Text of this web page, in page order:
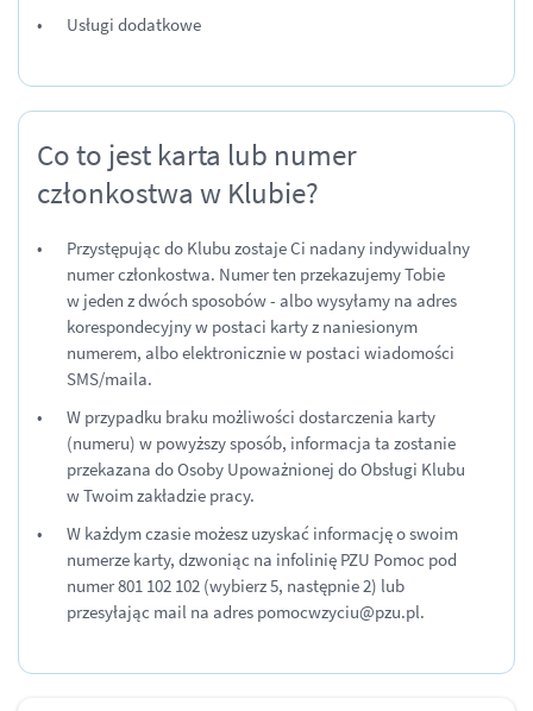
Usługi dodatkowe
Co to jest karta lub numer
członkostwa w Klubie?
Przystępując do Klubu zostaje Ci nadany indywidualny
numer członkostwa. Numer ten przekazujemy Tobie
w jeden z dwóch sposobów - albo wysyłamy na adres
korespondecyjny w postaci karty z naniesionym
numerem, albo elektronicznie w postaci wiadomości
SMS/maila.
W przypadku braku możliwości dostarczenia karty
(numeru) w powyższy sposób, informacja ta zostanie
przekazana do Osoby Upoważnionej do Obsługi Klubu
w Twoim zakładzie pracy.
W każdym czasie możesz uzyskać informację o swoim
numerze karty, dzwoniąc na infolinię PZU Pomoc pod
numer 801 102 102 (wybierz 5, następnie 2) lub
przesyłając mail na adres pomocwzyciu@pzu.pl.